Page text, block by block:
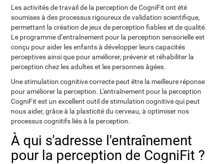
Les activités de travail de la perception de CogniFit ont été
soumises à des processus rigoureux de validation scientifique,
permettant la création de jeux de perception fiables et de qualité.
Le programme d’entraînement pour la perception sensorielle est
conçu pour aider les enfants à développer leurs capacités
perceptives ainsi que pour améliorer, prévenir et réhabiliter la
perception chez les adultes et les personnes âgées.
Une stimulation cognitive correcte peut être la meilleure réponse
pour améliorer la perception. L'entraînement pour la perception
CogniFit est un excellent outil de stimulation cognitive qui peut
nous aider, grâce à la plasticité du cerveau, à optimiser nos
processus cognitifs liés à la perception.
À qui s'adresse l'entraînement
pour la perception de CogniFit ?